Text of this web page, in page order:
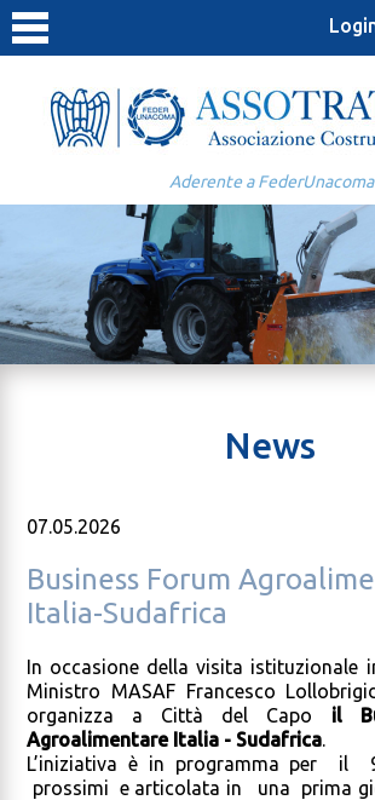
Aderente a FederUnacoma
News
07.05.2026
Business Forum
Italia-Sudafrica
In occasione della visita istituzionale
Ministro MASAF Francesco
organizza a Città del Capo il
Agroalimentare Italia - Sudafrica.
L’iniziativa è in programma per il
prossimi e articolata in una prima